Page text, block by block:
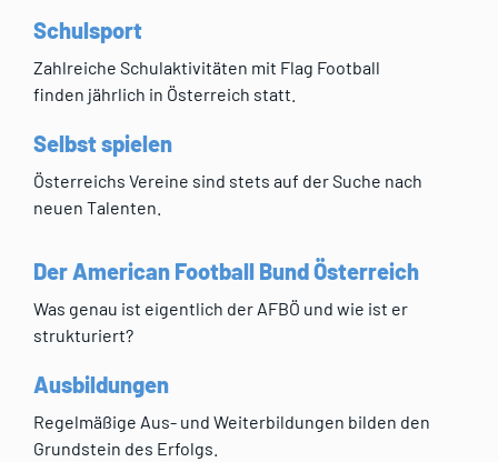
Schulsport
Zahlreiche Schulaktivitäten mit Flag Football
finden jährlich in Österreich statt.
Selbst spielen
Österreichs Vereine sind stets auf der Suche nach
neuen Talenten.
Der American Football Bund Österreich
Was genau ist eigentlich der AFBÖ und wie ist er
strukturiert?
Ausbildungen
Regelmäßige Aus- und Weiterbildungen bilden den
Grundstein des Erfolgs.